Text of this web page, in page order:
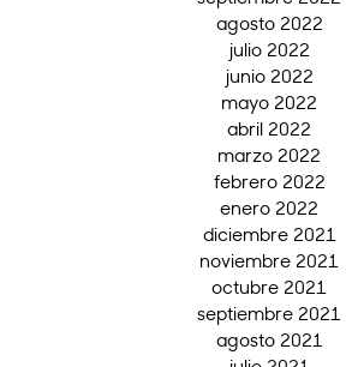
agosto 2022
julio 2022
junio 2022
mayo 2022
abril 2022
marzo 2022
febrero 2022
enero 2022
diciembre 2021
noviembre 2021
octubre 2021
septiembre 2021
agosto 2021